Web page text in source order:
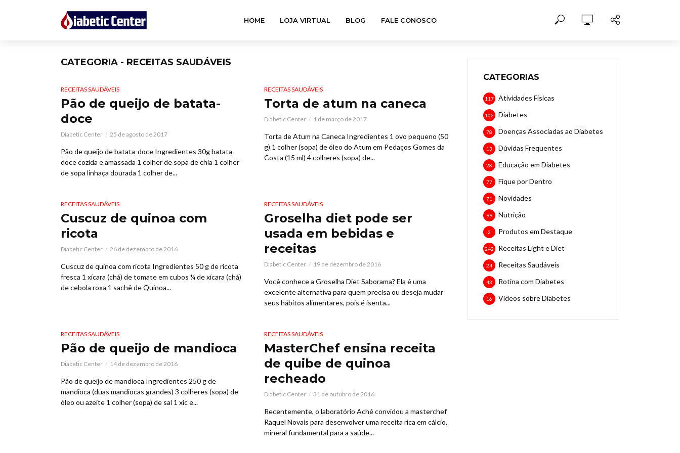
HOME LOJA VIRTUAL BLOG FALE CONOSCO
CATEGORIA - RECEITAS SAUDÁVEIS
RECEITAS SAUDÁVEIS
Pão de queijo de batata-
doce
Diabetic Center 25 de agosto de 2017
Pão de queijo de batata-doce Ingredientes 30g batata
doce cozida e amassada 1 colher de sopa de chia 1 colher
de sopa linhaça dourada 1 colher de...
RECEITAS SAUDÁVEIS
Torta de atum na caneca
Diabetic Center 1 de março de 2017
Torta de Atum na Caneca Ingredientes 1 ovo pequeno (50
g) 1 colher (sopa) de óleo do Atum em Pedaços Gomes da
Costa (15 ml) 4 colheres (sopa) de...
RECEITAS SAUDÁVEIS
Cuscuz de quinoa com
ricota
Diabetic Center 26 de dezembro de 2016
Cuscuz de quinoa com ricota Ingredientes 50 g de ricota
fresca 1 xícara (chá) de tomate em cubos ¼ de xícara (chá)
de cebola roxa 1 sachê de Quinoa...
RECEITAS SAUDÁVEIS
Groselha diet pode ser
usada em bebidas e
receitas
Diabetic Center 19 de dezembro de 2016
Você conhece a Groselha Diet Saborama? Ela é uma
excelente alternativa para quem precisa ou deseja mudar
seus hábitos alimentares, pois é isenta...
RECEITAS SAUDÁVEIS
Pão de queijo de mandioca
Diabetic Center 14 de dezembro de 2016
Pão de queijo de mandioca Ingredientes 250 g de
mandioca (duas mandiocas grandes) 3 colheres (sopa) de
óleo ou azeite 1 colher (sopa) de sal 1 xic e...
RECEITAS SAUDÁVEIS
MasterChef ensina receita
de quibe de quinoa
recheado
Diabetic Center 31 de outubro de 2016
Recentemente, o laboratório Aché convidou a masterchef
Raquel Novais para desenvolver uma receita rica em cálcio,
mineral fundamental para a saúde...
CATEGORIAS
Atividades Físicas
117
Diabetes
102
Doenças Associadas ao Diabetes
78
Dúvidas Frequentes
13
Educação em Diabetes
28
Fique por Dentro
77
Novidades
71
Nutrição
99
Produtos em Destaque
2
Receitas Light e Diet
242
Receitas Saudáveis
24
Rotina com Diabetes
43
Videos sobre Diabetes
16